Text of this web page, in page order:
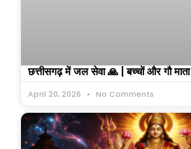
छत्तीसगढ़ में जल सेवा 🙏 | बच्चों और गौ माता
April 20, 2026 No Comments